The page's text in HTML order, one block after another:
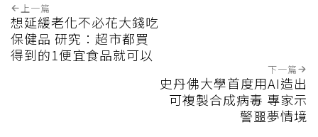
上一篇
想延緩老化不必花大錢吃
保健品 研究：超市都買
得到的1便宜食品就可以
下一篇
史丹佛大學首度用AI造出
可複製合成病毒 專家示
警噩夢情境